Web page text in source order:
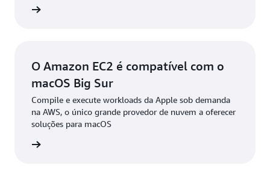
O Amazon EC2 é compatível com o
macOS Big Sur
Compile e execute workloads da Apple sob demanda
na AWS, o único grande provedor de nuvem a oferecer
soluções para macOS